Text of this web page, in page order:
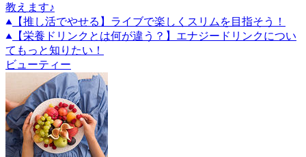
教えます♪
【推し活でやせる】ライブで楽しくスリムを目指そう！
【栄養ドリンクとは何が違う？】エナジードリンクについ
てもっと知りたい！
ビューティー